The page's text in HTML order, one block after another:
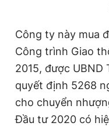
Công ty này mua
Công trình Giao
2015, được UBND
quyết định 5268
cho chuyển
Đầu tư 2020 có